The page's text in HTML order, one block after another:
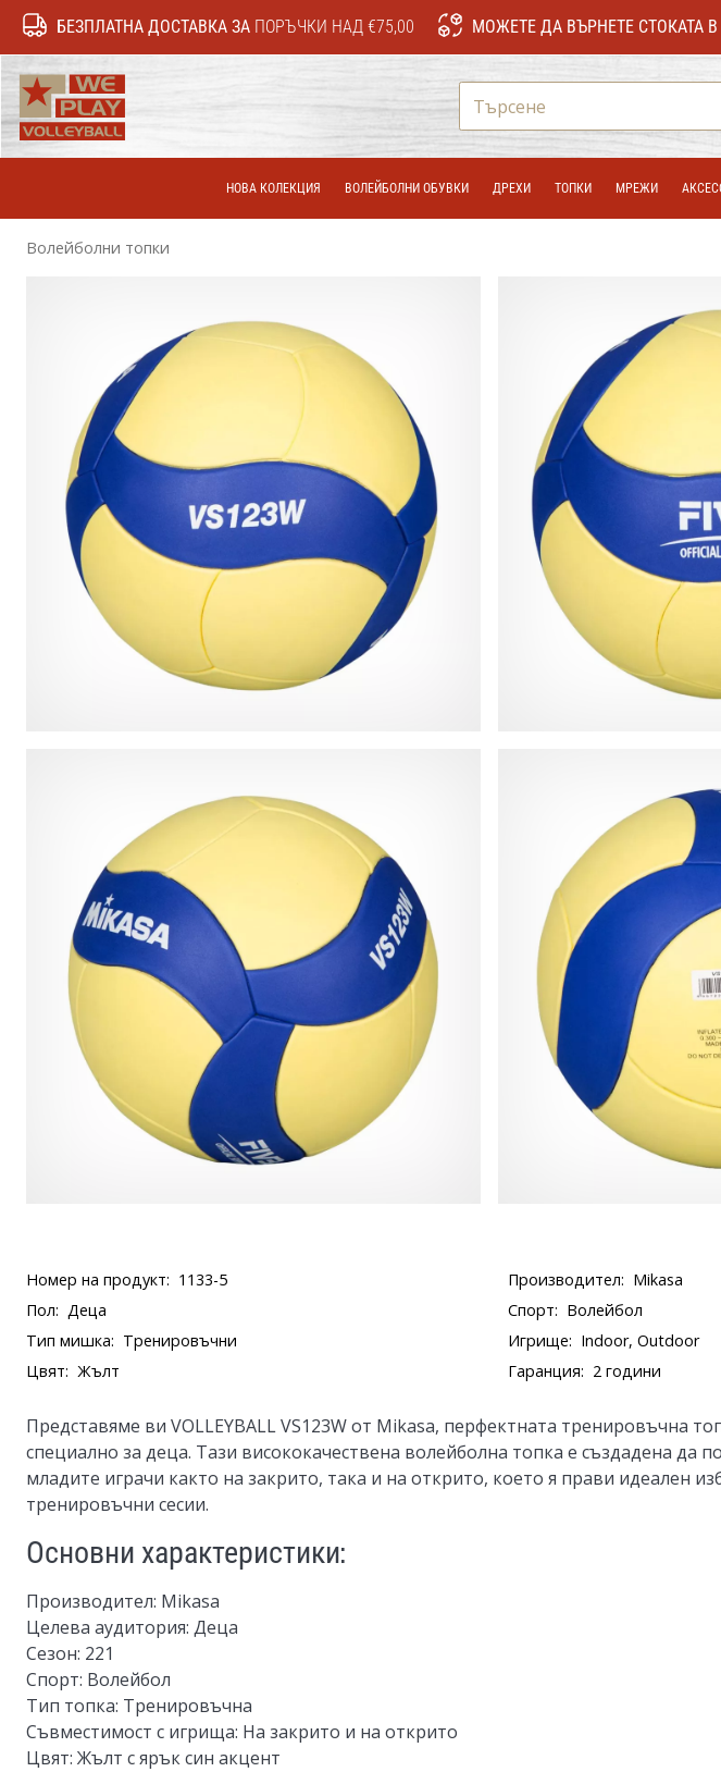
БЕЗПЛАТНА ДОСТАВКА ЗА ПОРЪЧКИ НАД €75,00 МОЖЕТЕ ДА ВЪРНЕТЕ СТОКАТА
НОВА КОЛЕКЦИЯ ВОЛЕЙБОЛНИ ОБУВКИ ДРЕХИ ТОПКИ МРЕЖИ
Волейболни топки
Номер на продукт: 1133-5 Производител: Mikasa
Пол: Деца Спорт: Волейбол
Тип мишка: Тренировъчни Игрище: Indoor, Outdoor
Цвят: Жълт Гаранция: 2 години
Представяме ви VOLLEYBALL VS123Wот Mikasa, перфектната тренировъчна
специално за деца. Тази висококачествена волейболна топка е създадена да
младите играчи както на закрито, така и на открито, което я прави идеален
тренировъчни сесии.
Основни характеристики:
Производител: Mikasa
Целева аудитория: Деца
Сезон: 221
Спорт: Волейбол
Тип топка: Тренировъчна
Съвместимост с игрища: На закрито и на открито
Цвят: Жълт с ярък син акцент